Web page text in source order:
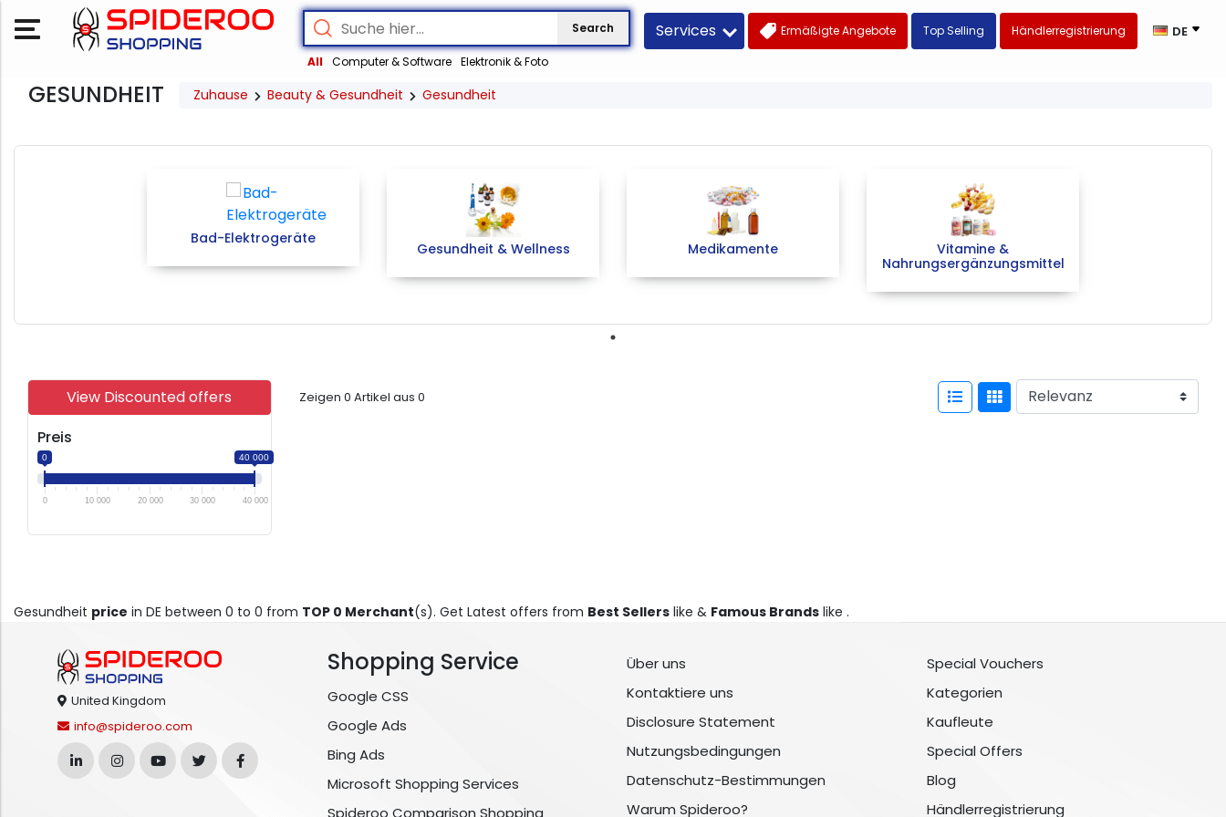
Search
All Computer & Software Elektronik & Foto
Services Ermäßigte Angebote Top Selling Händlerregistrierung DE
GESUNDHEIT Zuhause Beauty & Gesundheit Gesundheit
Bad-Elektrogeräte
Gesundheit & Wellness Medikamente
Vitamine &
Nahrungsergänzungsmittel
View Discounted offers
Preis
0 40 000
0 10 000 20 000 30 000 40 000
Zeigen 0 Artikel aus 0
Gesundheit price in DE between 0 to 0 from TOP 0 Merchant(s). Get Latest offers from Best Sellers like & Famous Brands like .
United Kingdom
info@spideroo.com
Shopping Service
Google CSS
Google Ads
Bing Ads
Microsoft Shopping Services
Spideroo Comparison Shopping
Über uns
Kontaktiere uns
Disclosure Statement
Nutzungsbedingungen
Datenschutz-Bestimmungen
Warum Spideroo?
Special Vouchers
Kategorien
Kaufleute
Special Offers
Blog
Händlerregistrierung